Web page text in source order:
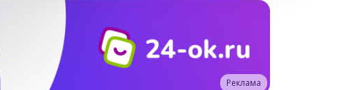
Реклама